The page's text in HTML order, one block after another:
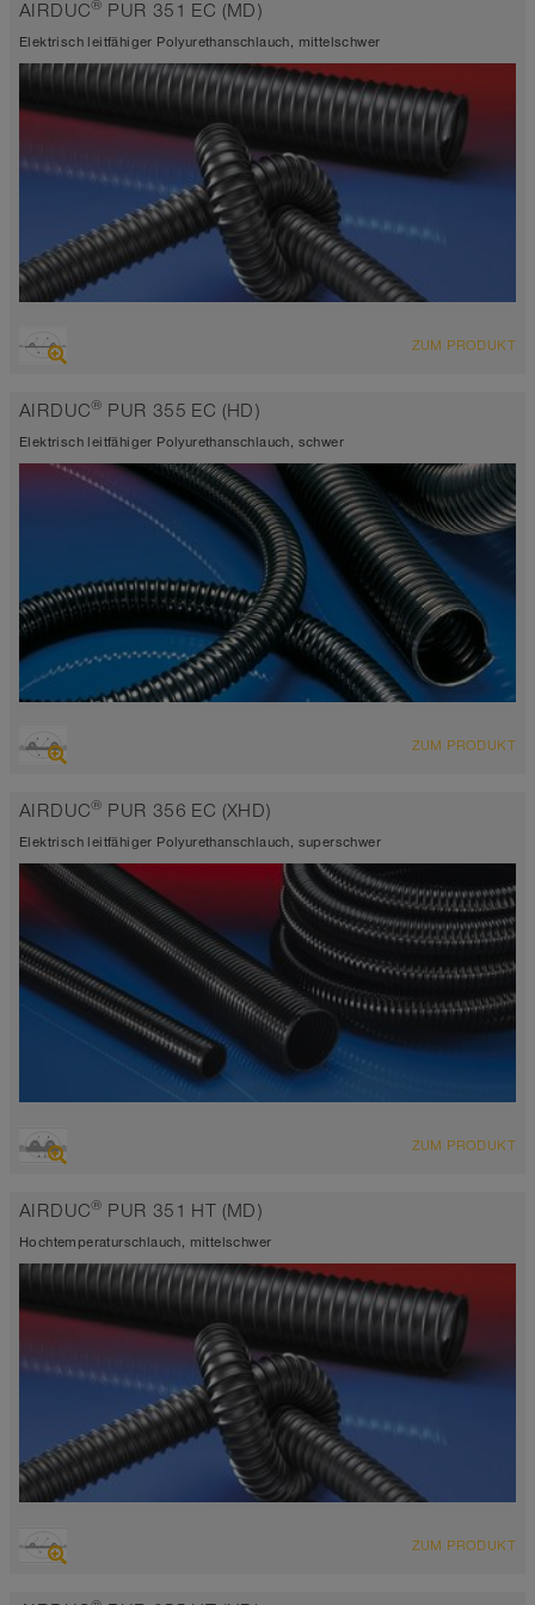
antistatisch < 10⁹
Wandstärke 2,0 - 2,5mm
AIRDUC® PUR 351 EC (MD)
Elektrisch leitfähiger Polyurethanschlauch, mittelschwer
hoch abriebfester Saugschlauch + Druckschlauch
Wandstärke ca. 0,7 mm
-40°C bis 90°C
ZUM PRODUKT
AIRDUC® PUR 355 EC (HD)
Elektrisch leitfähiger Polyurethanschlauch, schwer
hoch abriebfester Saugschlauch + Druckschlauch
Wandstärke 1,4mm
-40°C bis 90°C
ZUM PRODUKT
AIRDUC® PUR 356 EC (XHD)
Elektrisch leitfähiger Polyurethanschlauch, superschwer
extrem abriebfester Saugschlauch + Druckschlauch
elektrisch leitfähig <10³ Ω
-40°C bis 90°C
ZUM PRODUKT
AIRDUC® PUR 351 HT (MD)
Hochtemperaturschlauch, mittelschwer
hoch abriebfester Saugschlauch + Druckschlauch,
ZUM PRODUKT